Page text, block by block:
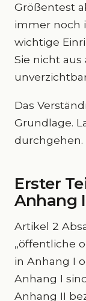
Größentest
immer noch
wichtige
Sie nicht
Das
Grundlage.
durchgehen.
Erster
Anhang
Artikel 2
„öffentliche
in Anhang I
Anhang I
Anhang II